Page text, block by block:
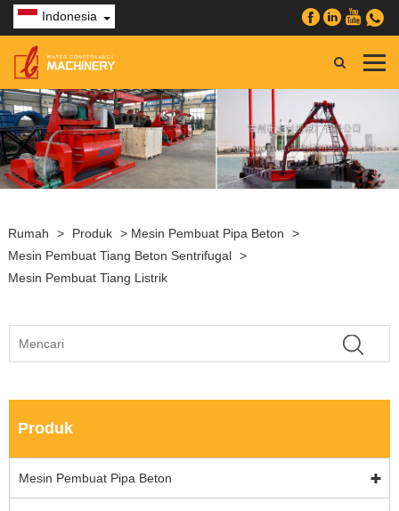
Indonesia
Rumah > Produk > Mesin Pembuat Pipa Beton
>
Mesin Pembuat Tiang Beton Sentrifugal >
Mesin Pembuat Tiang Listrik
Produk
Mesin Pembuat Pipa Beton